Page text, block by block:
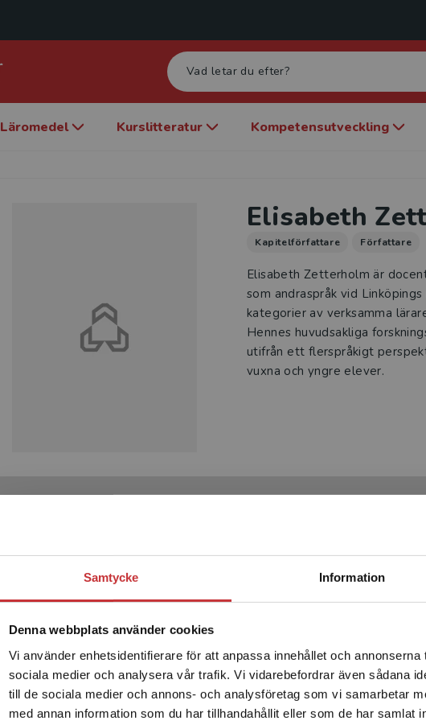
Samtycke Information
Denna webbplats använder cookies
Vi använder enhetsidentifierare för att anpassa innehållet och
sociala medier och analysera vår trafik. Vi vidarebefordrar även sådana
till de sociala medier och annons- och analysföretag som vi samarbetar
med annan information som du har tillhandahållit eller som de har samlat
Begränsad fraktregion
Det verkar som att du besöker
enhet utanför Sverige. Vi erbjuder inte
Sverige. För att kunna slutföra ett köp
leveransadressen vara i Sverige.Läs mer
Läromedel Kurslitteratur Kompetensutveckling
Elisabeth
Kapitelförfattare Författare
Elisabeth Zetterholm är
som andraspråk vid
kategorier av verksamma
Hennes huvudsakliga
utifrån ett flerspråkigt
vuxna och yngre elever.